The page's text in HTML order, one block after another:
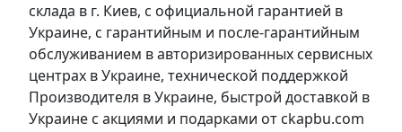
склада в г. Киев, с официальной гарантией в
Украине, с гарантийным и после-гарантийным
обслуживанием в авторизированных сервисных
центрах в Украине, технической поддержкой
Производителя в Украине, быстрой доставкой в
Украине с акциями и подарками от ckapbu.com